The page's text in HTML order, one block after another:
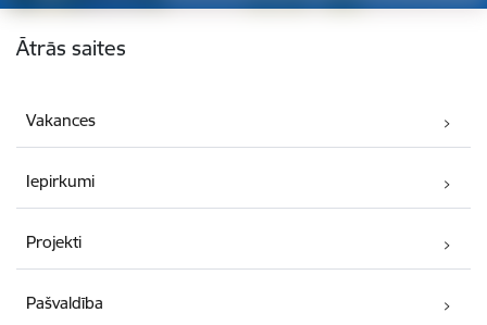
Kājene
Ātrās saites
Vakances
Iepirkumi
Projekti
Pašvaldība